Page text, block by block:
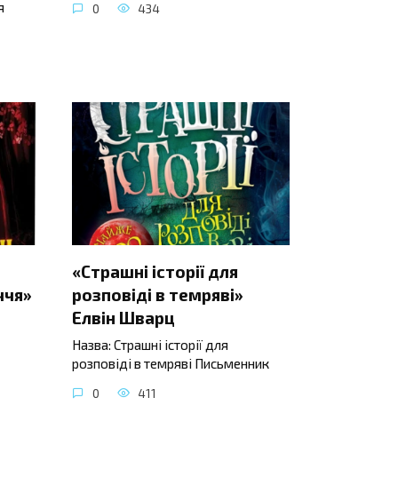
0 434
«Страшні історії для
розповіді в темряві»
Елвін Шварц
Назва: Страшні історії для
розповіді в темряві Письменник
0 411